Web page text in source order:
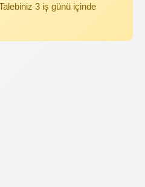
3 iş günü içinde